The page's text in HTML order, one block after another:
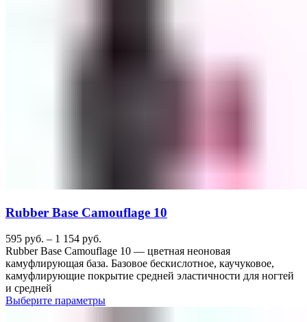
Rubber Base Camouflage 10
595 руб. – 1 154 руб.
Rubber Base Camouflage 10 — цветная неоновая
камуфлирующая база. Базовое бескислотное, каучуковое,
камуфлирующие покрытие средней эластичности для ногтей
и средней
Выберите параметры